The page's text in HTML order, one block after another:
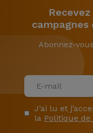
Abonnez-
J’ai lu et
la Politique